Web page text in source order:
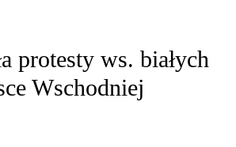
protesty ws. białych
Wschodniej